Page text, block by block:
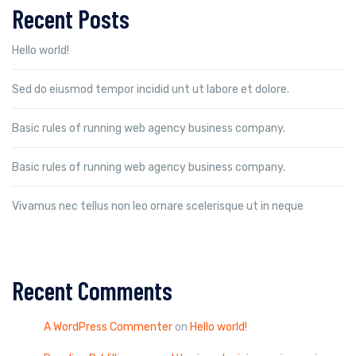
Recent Posts
Hello world!
Sed do eiusmod tempor incidid unt ut labore et dolore.
Basic rules of running web agency business company.
Basic rules of running web agency business company.
Vivamus nec tellus non leo ornare scelerisque ut in neque
Recent Comments
A WordPress Commenteron Hello world!